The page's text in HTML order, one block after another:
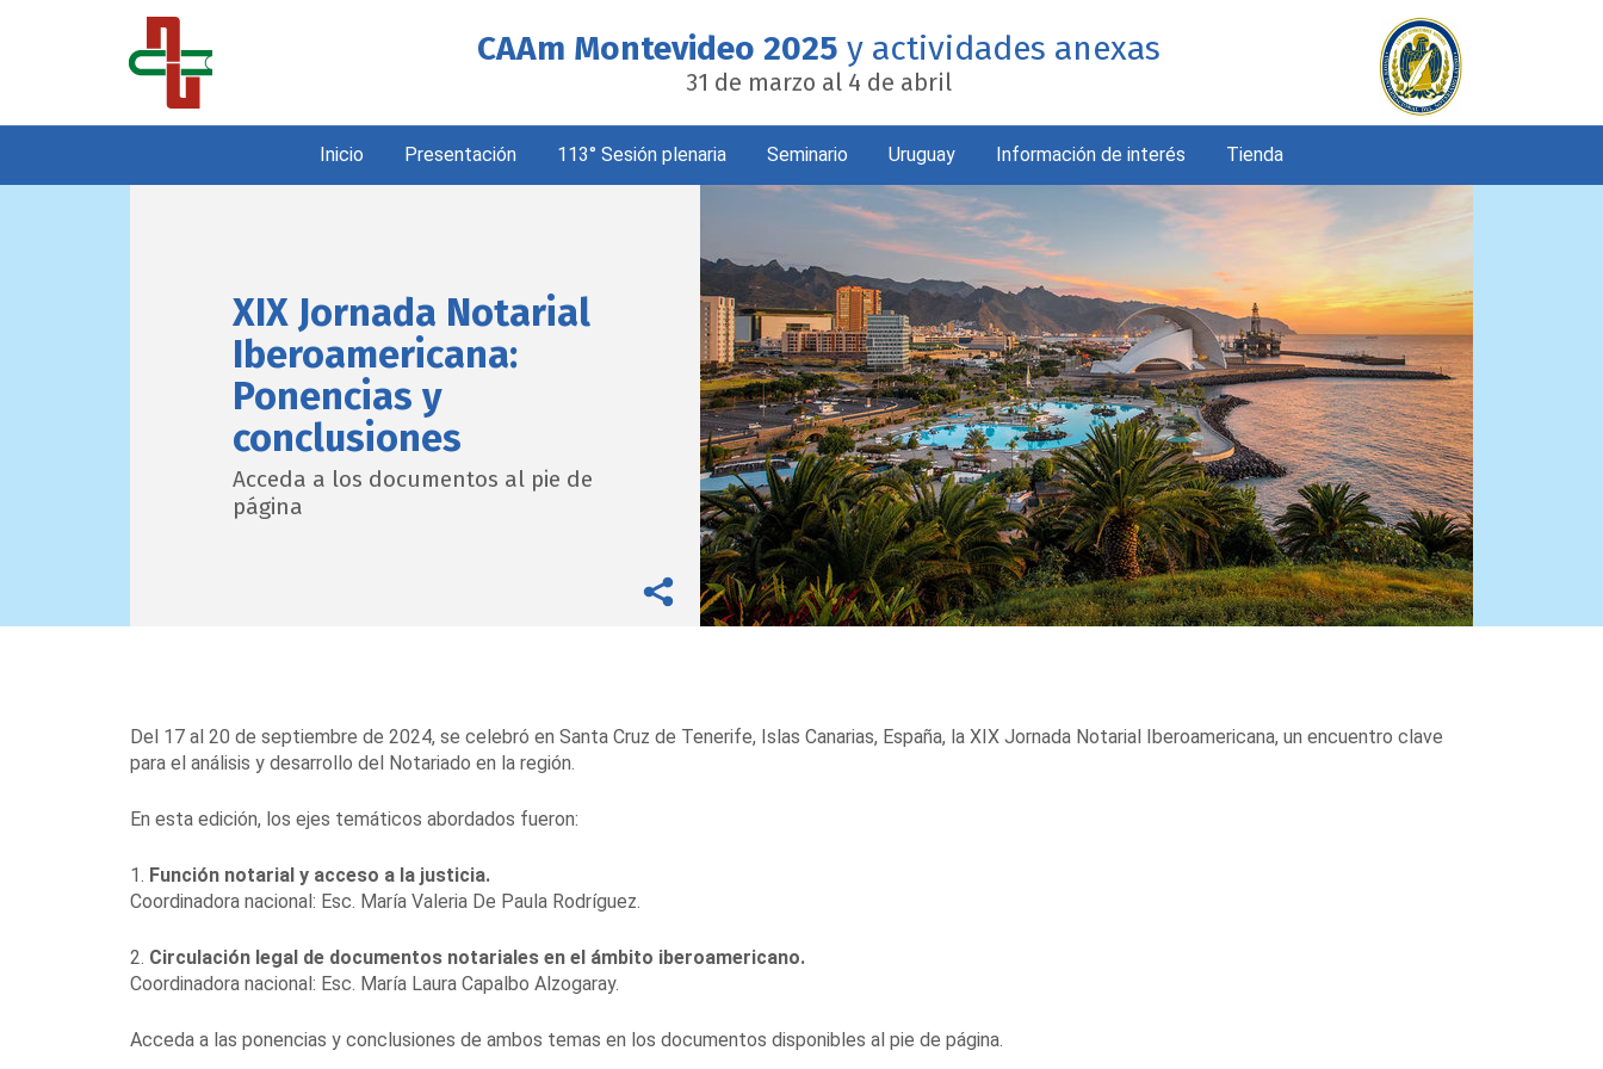
CAAm Montevideo 2025 y actividades anexas
31 de marzo al 4 de abril
Inicio Presentación 113° Sesión plenaria Seminario Uruguay Información de interés Tienda
XIX Jornada Notarial
Iberoamericana:
Ponencias y
conclusiones
Acceda a los documentos al pie de
página
Del 17 al 20 de septiembre de 2024, se celebró en Santa Cruz de Tenerife, Islas Canarias, España, la XIX Jornada Notarial Iberoamericana, un encuentro clave
para el análisis y desarrollo del Notariado en la región.
En esta edición, los ejes temáticos abordados fueron:
1. Función notarial y acceso a la justicia.
Coordinadora nacional: Esc. María Valeria De Paula Rodríguez.
2. Circulación legal de documentos notariales en el ámbito iberoamericano.
Coordinadora nacional: Esc. María Laura Capalbo Alzogaray.
Acceda a las ponencias y conclusiones de ambos temas en los documentos disponibles al pie de página.